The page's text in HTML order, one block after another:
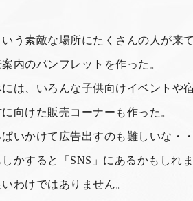
う素敵な場所にたくさんの人が来
内のパンフレットを作った。
は、いろんな子供向けイベントや
向けた販売コーナーも作った。
いかけて広告出すのも難しいな・・
かすると「SNS」にあるかもしれま
わけではありません。